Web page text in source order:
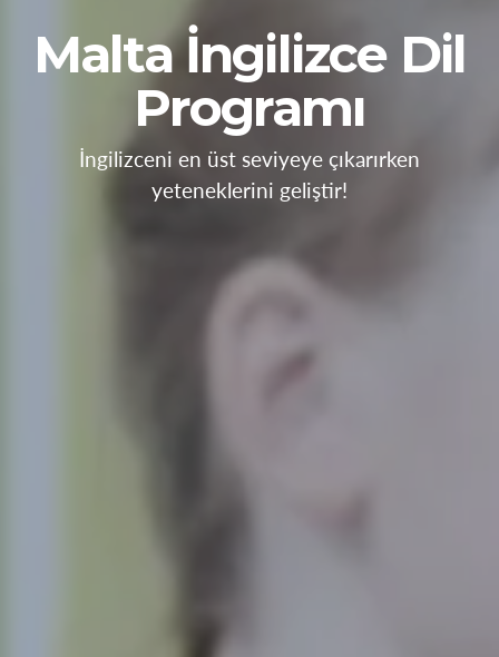
Malta İngilizce Dil
Programı
İngilizceni en üst seviyeye çıkarırken
yeteneklerini geliştir!